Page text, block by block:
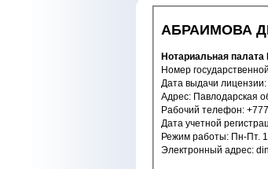
АБРАИМОВА
Нотариальная
Адрес:
Рабочий
Режим